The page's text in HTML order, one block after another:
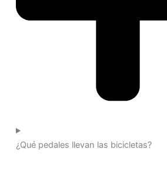
¿Qué pedales llevan las bicicletas?